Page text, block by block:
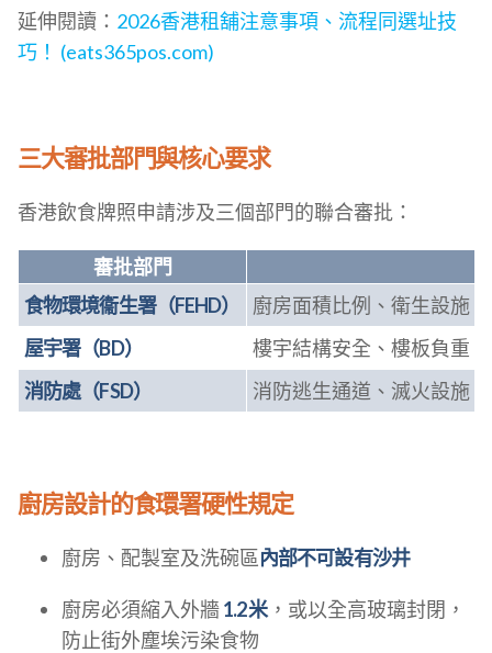
延伸閱讀： 2026香港租舖注意事項、流程同選址技
巧！ (eats365pos.com)
三大審批部門與核心要求
香港飲食牌照申請涉及三個部門的聯合審批：
審批部門
食物環境衞生署（FEHD）
廚房面積比例、衛生設施
屋宇署（BD）
樓宇結構安全、樓板負重
消防處（FSD）
消防逃生通道、滅火設施
廚房設計的食環署硬性規定
廚房、配製室及洗碗區內部不可設有沙井
廚房必須縮入外牆1.2 米，或以全高玻璃封閉，
防止街外塵埃污染食物